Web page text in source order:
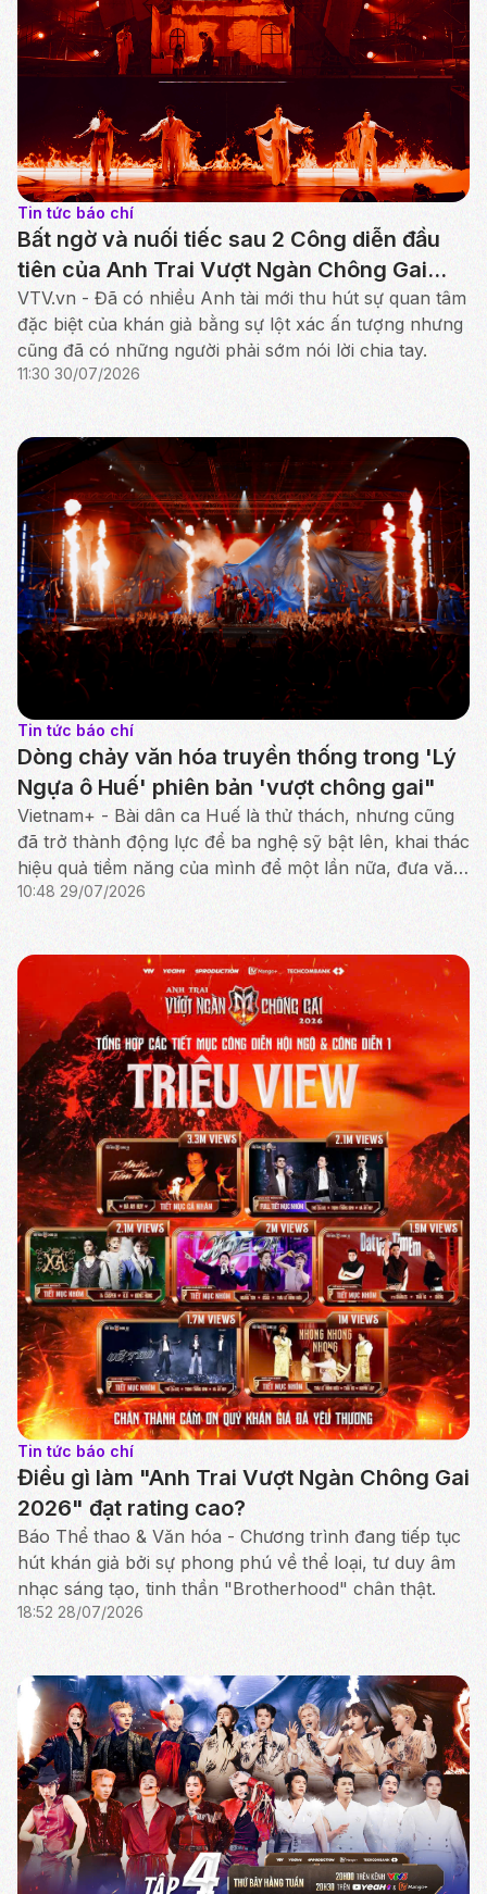
Tin tức báo chí
Bất ngờ và nuối tiếc sau 2 Công diễn đầu
tiên của Anh Trai Vượt Ngàn Chông Gai
2026
VTV.vn - Đã có nhiều Anh tài mới thu hút sự quan tâm
đặc biệt của khán giả bằng sự lột xác ấn tượng nhưng
cũng đã có những người phải sớm nói lời chia tay.
11:30 30/07/2026
Tin tức báo chí
Dòng chảy văn hóa truyền thống trong 'Lý
Ngựa ô Huế' phiên bản 'vượt chông gai"
Vietnam+ - Bài dân ca Huế là thử thách, nhưng cũng
đã trở thành động lực để ba nghệ sỹ bật lên, khai thác
hiệu quả tiềm năng của mình để một lần nữa, đưa văn
hóa truyền thống tỏa sáng rực rỡ.
10:48 29/07/2026
Tin tức báo chí
Điều gì làm "Anh Trai Vượt Ngàn Chông Gai
2026" đạt rating cao?
Báo Thể thao & Văn hóa - Chương trình đang tiếp tục
hút khán giả bởi sự phong phú về thể loại, tư duy âm
nhạc sáng tạo, tinh thần "Brotherhood" chân thật.
18:52 28/07/2026